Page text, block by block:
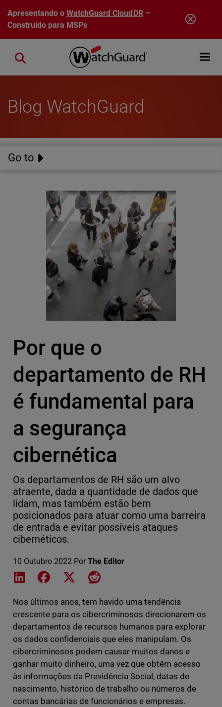
Pular para o conteúdo principal
Apresentando oWatchGuard CloudDR–
Construído para MSPs
Open
Close search
Blog WatchGuard
Go to
Por que o
departamento de RH
é fundamental para
a segurança
cibernética
Os departamentos de RH são um alvo
atraente, dada a quantidade de dados que
lidam, mas também estão bem
posicionados para atuar como uma barreira
de entrada e evitar possíveis ataques
cibernéticos.
10 Outubro 2022 Por The Editor
Share on LinkedIn
Share on Facebook
Share on XShare on Reddit
Nos últimos anos, tem havido uma tendência
crescente para os cibercriminosos direcionarem os
departamentos de recursos humanos para explorar
os dados confidenciais que eles manipulam. Os
cibercriminosos podem causar muitos danos e
ganhar muito dinheiro, uma vez que obtêm acesso
às informações da Previdência Social, datas de
nascimento, histórico de trabalho ou números de
contas bancárias de funcionários e empresas.